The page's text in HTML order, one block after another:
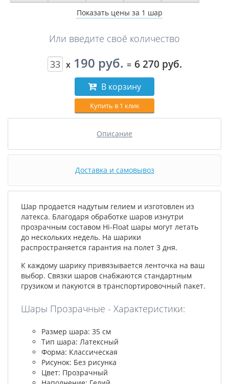
Показать цены за 1 шар
Или введите своё количество
x 190 руб. = 6 270 руб.
В корзину
Купить в 1 клик
Описание
Доставка и самовывоз
Шар продается надутым гелием и изготовлен из
латекса. Благодаря обработке шаров изнутри
прозрачным составом Hi-Float шары могут летать
до нескольких недель. На шарики
распространяется гарантия на полет 3 дня.
К каждому шарику привязывается ленточка на ваш
выбор. Связки шаров снабжаются стандартным
грузиком и пакуются в транспортировочный пакет.
Шары Прозрачные - Характеристики:
Размер шара: 35 см
Тип шара: Латексный
Форма: Классическая
Рисунок: Без рисунка
Цвет: Прозрачный